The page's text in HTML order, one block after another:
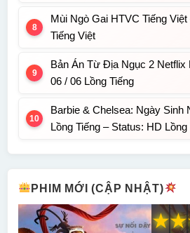
Mùi Ngò Gai HTVC Tiếng
Tiếng Việt
Bản Án Từ Địa Ngục 2 Netflix
06 / 06 Lồng Tiếng
Barbie & Chelsea: Ngày Sinh
Lồng Tiếng – Status: HD Lồng
PHIM MỚI (CẬP NHẬT)
★
★